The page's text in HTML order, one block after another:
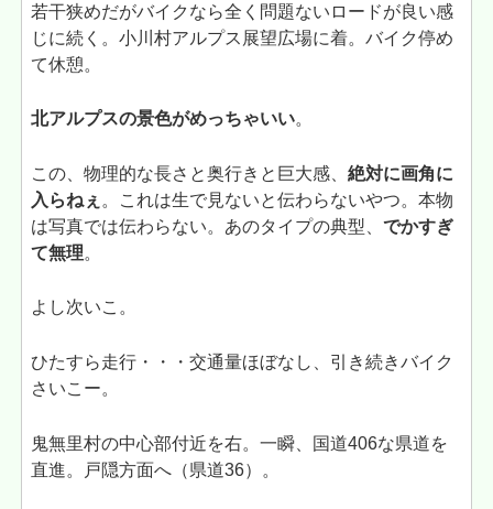
若干狭めだがバイクなら全く問題ないロードが良い感
じに続く。小川村アルプス展望広場に着。バイク停め
て休憩。
北アルプスの景色がめっちゃいい。
この、物理的な長さと奥行きと巨大感、絶対に画角に
入らねぇ 。これは生で見ないと伝わらないやつ。本物
は写真では伝わらない。あのタイプの典型、でかすぎ
て無理。
よし次いこ。
ひたすら走行・・・交通量ほぼなし、引き続きバイク
さいこー。
鬼無里村の中心部付近を右。一瞬、国道406な県道を
直進。戸隠方面へ（県道36）。